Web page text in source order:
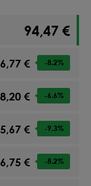
94,47 €
€ -8.2%
€ -6.6%
€ -9.3%
€ -8.2%